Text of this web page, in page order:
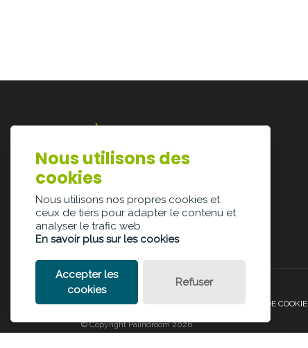
Lazarijstraat 168
3500 Hasselt
POLITIQUE DE CONFIDENTIALITÉ POLITIQUE DE COOKIE
© Copyright Palindroom 2026
Nous utilisons des
cookies
Nous utilisons nos propres cookies et
ceux de tiers pour adapter le contenu et
analyser le trafic web.
En savoir plus sur les cookies
Accepter les
cookies
Refuser